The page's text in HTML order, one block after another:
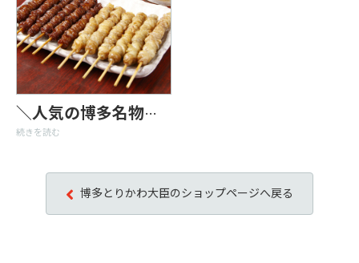
＼人気の博多名物／タレと塩を食べ比べ
続きを読む
博多とりかわ大臣のショップページへ戻る